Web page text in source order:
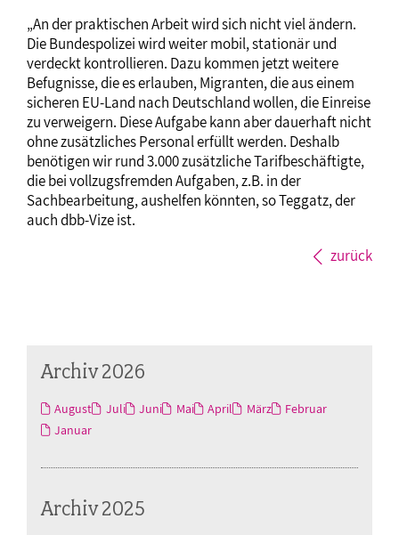
„An der praktischen Arbeit wird sich nicht viel ändern.
Die Bundespolizei wird weiter mobil, stationär und
verdeckt kontrollieren. Dazu kommen jetzt weitere
Befugnisse, die es erlauben, Migranten, die aus einem
sicheren EU-Land nach Deutschland wollen, die Einreise
zu verweigern. Diese Aufgabe kann aber dauerhaft nicht
ohne zusätzliches Personal erfüllt werden. Deshalb
benötigen wir rund 3.000 zusätzliche Tarifbeschäftigte,
die bei vollzugsfremden Aufgaben, z.B. in der
Sachbearbeitung, aushelfen könnten, so Teggatz, der
auch dbb-Vize ist.
zurück
Archiv 2026
August Juli Juni Mai April März
Februar
Januar
Archiv 2025